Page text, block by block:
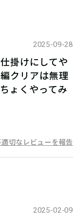
ットが届
フォンな
う！ひと
お友達や
2025-09-28
掛けにしてや
クリアは無理
ょくやってみ
切なレビューを報告
2025-02-09